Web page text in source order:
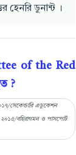
হেনরি ডুনান্ট ।
of the Red
?
সেকেন্ডারি এডুকেশন
২০১৫/বহিরাগমন ও পাসপোর্ট